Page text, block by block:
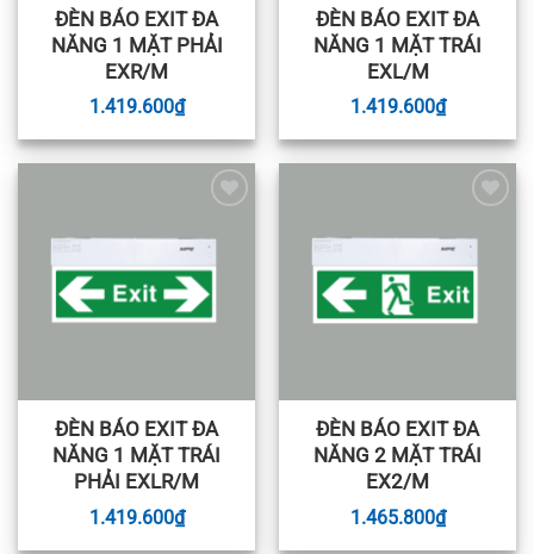
ĐÈN BÁO EXIT ĐA
NĂNG 1 MẶT PHẢI
EXR/M
1.419.600₫
ĐÈN BÁO EXIT ĐA
NĂNG 1 MẶT TRÁI
EXL/M
1.419.600₫
wishlist
ĐÈN BÁO EXIT ĐA
NĂNG 1 MẶT TRÁI
PHẢI EXLR/M
1.419.600₫
wishlist
ĐÈN BÁO EXIT ĐA
NĂNG 2 MẶT TRÁI
EX2/M
1.465.800₫